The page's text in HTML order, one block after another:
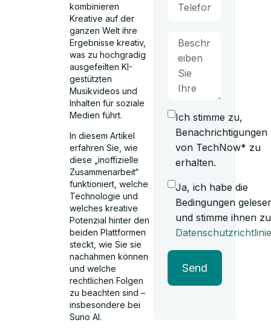
kombinieren
Kreative auf der
ganzen Welt ihre
Ergebnisse kreativ,
was zu hochgradig
ausgefeilten KI-
gestützten
Musikvideos und
Inhalten für soziale
Medien führt.
In diesem Artikel
erfahren Sie, wie
diese „inoffizielle
Zusammenarbeit“
funktioniert, welche
Technologie und
welches kreative
Potenzial hinter den
beiden Plattformen
steckt, wie Sie sie
nachahmen können
und welche
rechtlichen Folgen
zu beachten sind –
insbesondere bei
Suno AI.
Ich stimme zu,
Benachrichtigungen
von TechNow* zu
erhalten.
Ja, ich habe die
Bedingungen
und stimme ihnen
Datenschutzrichtlinie
Send